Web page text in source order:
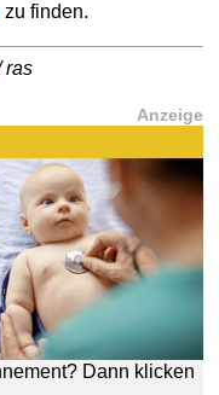
zu finden.
ras
Anzeige
Dann klicken